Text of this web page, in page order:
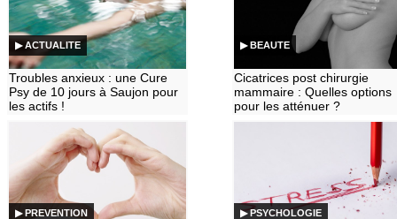
▶ ACTUALITE
Troubles anxieux : une Cure
Psy de 10 jours à Saujon pour
les actifs !
▶ BEAUTE
Cicatrices post chirurgie
mammaire : Quelles options
pour les atténuer ?
▶ PREVENTION ▶ PSYCHOLOGIE